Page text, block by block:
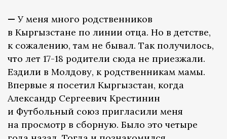
— У меня много родственников
в Кыргызстане по линии отца. Но в детстве,
к сожалению, там не бывал. Так получилось,
что лет 17-18 родители сюда не приезжали.
Ездили в Молдову, к родственникам мамы.
Впервые я посетил Кыргызстан, когда
Александр Сергеевич Крестинин
и Футбольный союз пригласили меня
на просмотр в сборную. Было это четыре